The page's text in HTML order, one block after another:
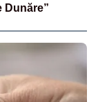
Dunăre”